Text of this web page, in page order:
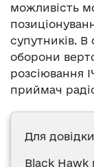
можливість
супутників.
оборони
розсіювання
приймач
Для
Black Hawk